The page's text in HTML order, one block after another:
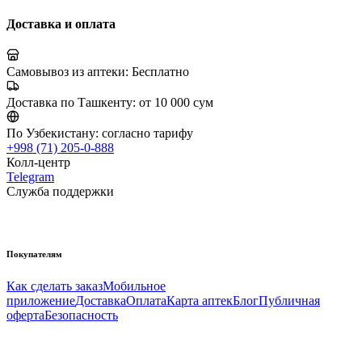
Доставка и оплата
Самовывоз из аптеки: Бесплатно
Доставка по Ташкенту: от 10 000 сум
По Узбекистану: согласно тарифу
+998 (71) 205-0-888
Колл-центр
Telegram
Служба поддержки
Покупателям
Как сделать заказМобильное
приложениеДоставкаОплатаКарта аптекБлогПубличная
офертаБезопасность